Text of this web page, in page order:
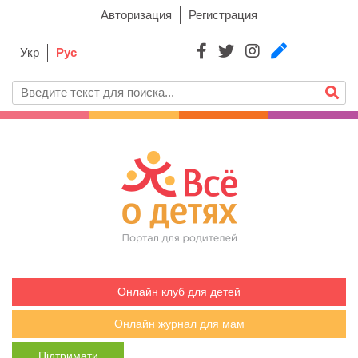
Авторизация Регистрация
Укр Рус
Онлайн клуб для детей
Онлайн журнал для мам